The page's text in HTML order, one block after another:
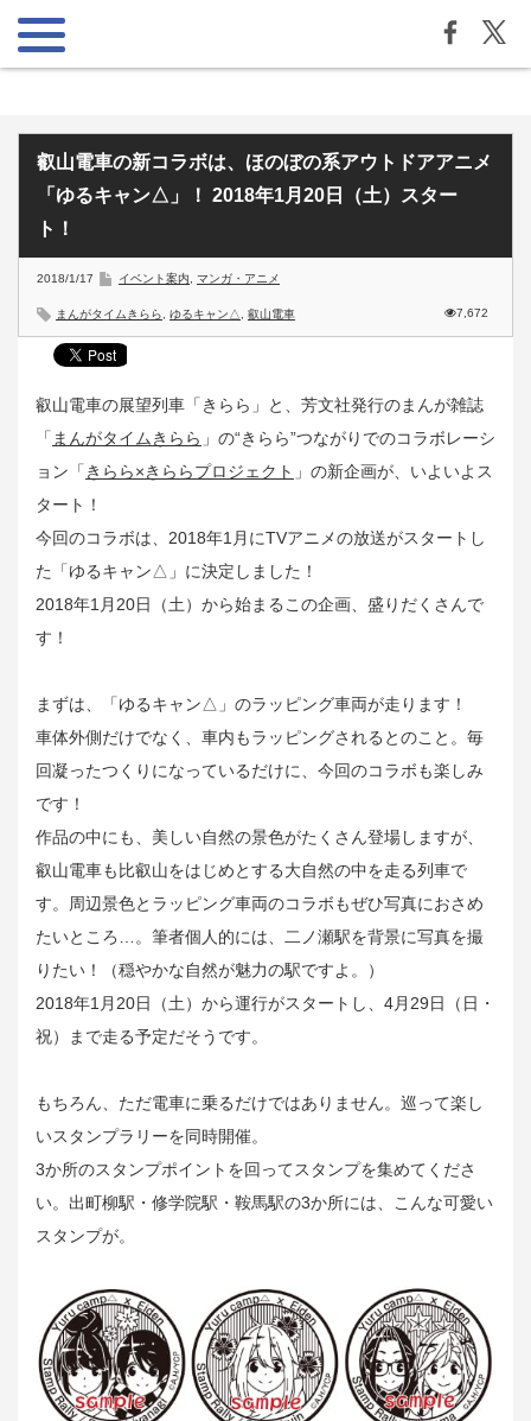
叡山電車の新コラボは、ほのぼの系アウトドアアニメ
「ゆるキャン△」！ 2018年1月20日（土）スター
ト！
2018/1/17 イベント案内 マンガ・アニメ
まんがタイムきらら ゆるキャン△ 叡山電車 7,672
叡山電車の展望列車「きらら」と、芳文社発行のまんが雑誌
「 まんがタイムきらら 」の“きらら”つながりでのコラボレーシ
ョン「 きらら×きららプロジェクト 」の新企画が、いよいよス
タート！
今回のコラボは、2018年1月にTVアニメの放送がスタートし
た「ゆるキャン△」に決定しました！
2018年1月20日（土）から始まるこの企画、盛りだくさんで
す！
まずは、「ゆるキャン△」のラッピング車両が走ります！
車体外側だけでなく、車内もラッピングされるとのこと。毎
回凝ったつくりになっているだけに、今回のコラボも楽しみ
です！
作品の中にも、美しい自然の景色がたくさん登場しますが、
叡山電車も比叡山をはじめとする大自然の中を走る列車で
す。周辺景色とラッピング車両のコラボもぜひ写真におさめ
たいところ…。筆者個人的には、二ノ瀬駅を背景に写真を撮
りたい！（穏やかな自然が魅力の駅ですよ。）
2018年1月20日（土）から運行がスタートし、4月29日（日・
祝）まで走る予定だそうです。
もちろん、ただ電車に乗るだけではありません。巡って楽し
いスタンプラリーを同時開催。
3か所のスタンプポイントを回ってスタンプを集めてくださ
い。出町柳駅・修学院駅・鞍馬駅の3か所には、こんな可愛い
スタンプが。